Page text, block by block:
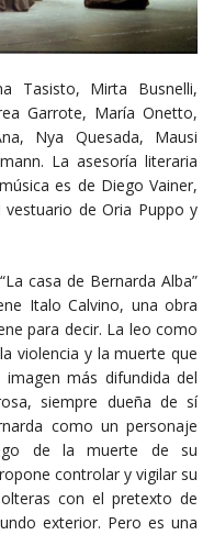
Tasisto, Mirta Busnelli,
Garrote, María Onetto,
Nya Quesada, Mausi
La asesoría literaria
es de Diego Vainer,
de Oria Puppo y
casa de Bernarda Alba”
Italo Calvino, una obra
para decir. La leo como
violencia y la muerte que
más difundida del
siempre dueña de sí
como un personaje
de la muerte de su
controlar y vigilar su
con el pretexto de
exterior. Pero es una